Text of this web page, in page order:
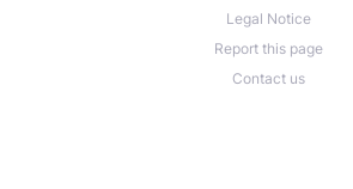
Legal Notice
Report this page
Contact us